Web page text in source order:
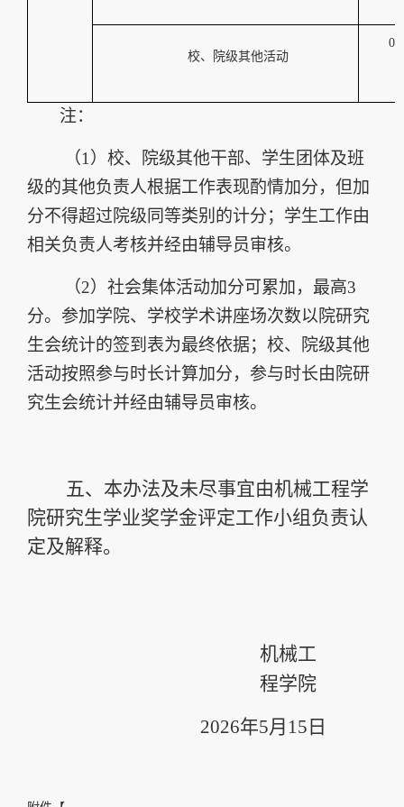
校、院级其他活动
0.1
注：
（1） 校、院级其他干部、学生团体及班
级的其他负责人根据工作表现酌情加分，但加
分不得超过院级同等类别的计分；学生工作由
相关负责人考核并经由辅导员审核。
（2） 社会集体活动加分可累加，最高3
分。参加学院、学校学术讲座场次数以院研究
生会统计的签到表为最终依据；校、院级其他
活动按照参与时长计算加分，参与时长由院研
究生会统计并经由辅导员审核。
五、 本办法及未尽事宜由机械工程学
院研究生学业奖学金评定工作小组负责认
定及解释。
机械工
程学院
2026年5月15 日